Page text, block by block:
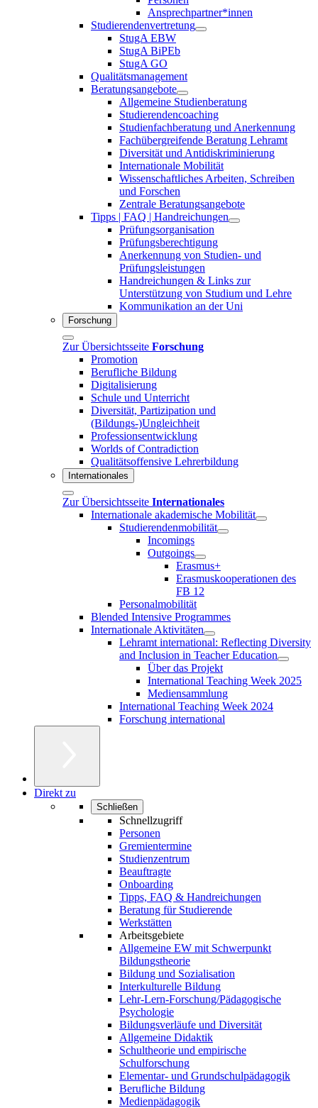
Ansprechpartner*innen
Studierendenvertretung
StugA EBW
StugA BiPEb
StugA GO
Qualitätsmanagement
Beratungsangebote
Allgemeine Studienberatung
Studierendencoaching
Studienfachberatung und Anerkennung
Fachübergreifende Beratung Lehramt
Diversität und Antidiskriminierung
Internationale Mobilität
Wissenschaftliches Arbeiten, Schreiben
und Forschen
Zentrale Beratungsangebote
Tipps | FAQ | Handreichungen
Prüfungsorganisation
Prüfungsberechtigung
Anerkennung von Studien- und
Prüfungsleistungen
Handreichungen & Links zur
Unterstützung von Studium und Lehre
Kommunikation an der Uni
Forschung
Zur Übersichtsseite Forschung
Promotion
Berufliche Bildung
Digitalisierung
Schule und Unterricht
Diversität, Partizipation und
(Bildungs-)Ungleichheit
Professionsentwicklung
Worlds of Contradiction
Qualitätsoffensive Lehrerbildung
Internationales
Zur Übersichtsseite Internationales
Internationale akademische Mobilität
Studierendenmobilität
Incomings
Outgoings
Erasmus+
Erasmuskooperationen des
FB 12
Personalmobilität
Blended Intensive Programmes
Internationale Aktivitäten
Lehramt international: Reflecting Diversity
and Inclusion in Teacher Education
Über das Projekt
International Teaching Week 2025
Mediensammlung
International Teaching Week 2024
Forschung international
Direkt zu
Schließen
Schnellzugriff
Personen
Gremientermine
Studienzentrum
Beauftragte
Onboarding
Tipps, FAQ & Handreichungen
Beratung für Studierende
Werkstätten
Arbeitsgebiete
Allgemeine EW mit Schwerpunkt
Bildungstheorie
Bildung und Sozialisation
Interkulturelle Bildung
Lehr-Lern-Forschung/Pädagogische
Psychologie
Bildungsverläufe und Diversität
Allgemeine Didaktik
Schultheorie und empirische
Schulforschung
Elementar- und Grundschulpädagogik
Berufliche Bildung
Medienpädagogik